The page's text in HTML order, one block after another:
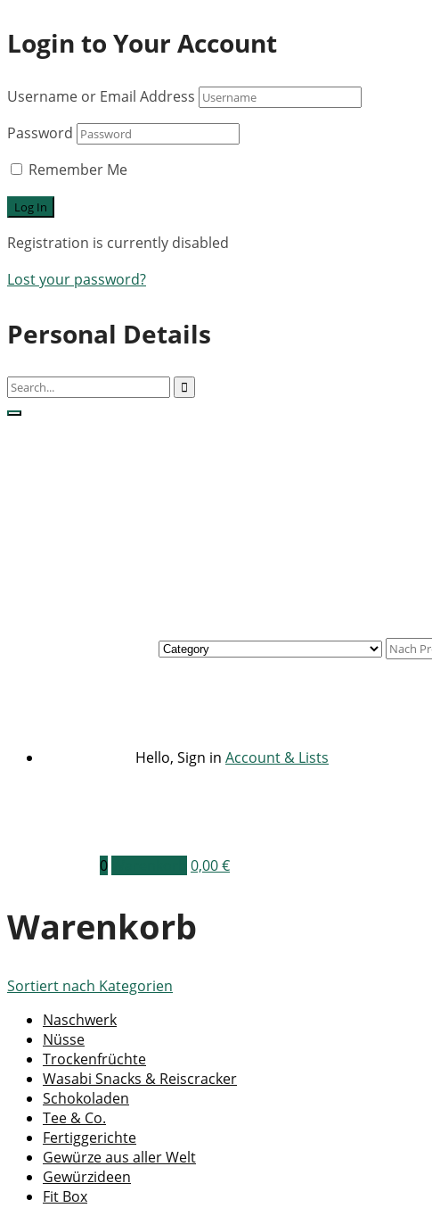
Login to Your Account
Username or Email Address
Password
Remember Me
Registration is currently disabled
Lost your password?
Personal Details
Hello, Sign in Account & Lists
0 0,00€
Warenkorb
Sortiert nach Kategorien
Naschwerk
Nüsse
Trockenfrüchte
Wasabi Snacks & Reiscracker
Schokoladen
Tee & Co.
Fertiggerichte
Gewürze aus aller Welt
Gewürzideen
Fit Box